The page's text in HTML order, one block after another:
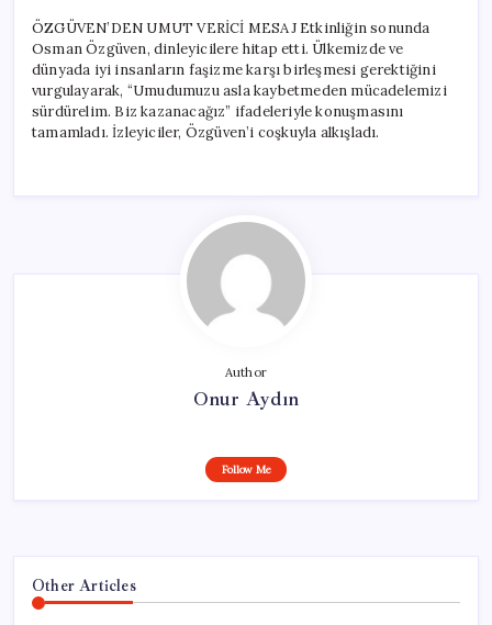
ÖZGÜVEN’DEN UMUT VERİCİ MESAJ Etkinliğin sonunda
Osman Özgüven, dinleyicilere hitap etti. Ülkemizde ve
dünyada iyi insanların faşizme karşı birleşmesi gerektiğini
vurgulayarak, “Umudumuzu asla kaybetmeden mücadelemizi
sürdürelim. Biz kazanacağız” ifadeleriyle konuşmasını
tamamladı. İzleyiciler, Özgüven’i coşkuyla alkışladı.
Author
Onur Aydın
Follow Me
Other Articles